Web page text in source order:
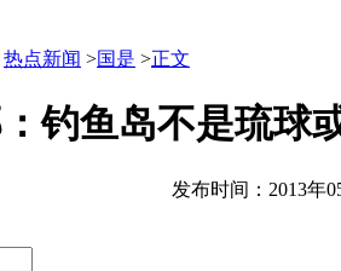
热点新闻 >国是 >正文
钓鱼岛不是琉球
发布时间：2013年